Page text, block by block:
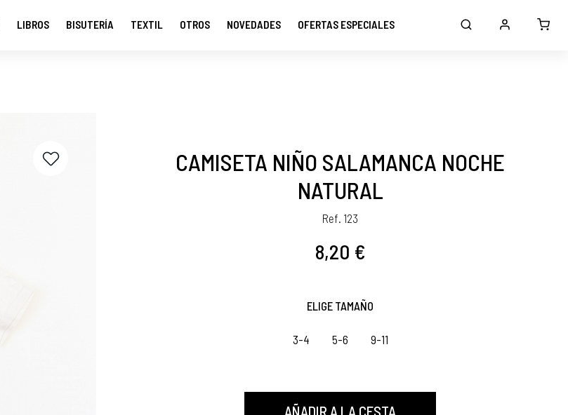
LIBROS BISUTERÍA TEXTIL OTROS NOVEDADES OFERTAS ESPECIALES
CAMISETA NIÑO SALAMANCA NOCHE
NATURAL
Ref. 123
8,20 €
ELIGE TAMAÑO
3-4 5-6 9-11
AÑADIR A LA CESTA